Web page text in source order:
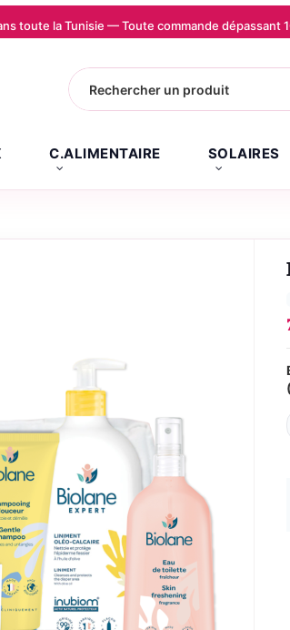
toute la Tunisie — Toute commande
C.ALIMENTAIRE SOLAIRES